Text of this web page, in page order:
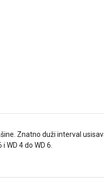
Znatno duži interval
4 do WD 6.